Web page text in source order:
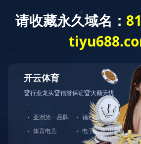
爱游戏网页版
全部分类